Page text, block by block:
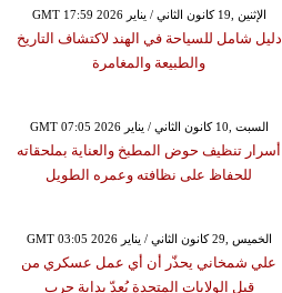
GMT 17:59 2026 الإثنين ,19 كانون الثاني / يناير
دليل شامل للسياحة في الهند لاكتشاف التاريخ
والطبيعة والمغامرة
GMT 07:05 2026 السبت ,10 كانون الثاني / يناير
أسرار تنظيف حوض المطبخ والعناية بملحقاته
للحفاظ على نظافته وعمره الطويل
GMT 03:05 2026 الخميس ,29 كانون الثاني / يناير
علي شمخاني يحذّر أن أي عمل عسكري من
قبل الولايات المتحدة يُعدّ بداية حرب